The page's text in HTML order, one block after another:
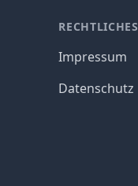
RECHTLICHES
Impressum
Datenschutz